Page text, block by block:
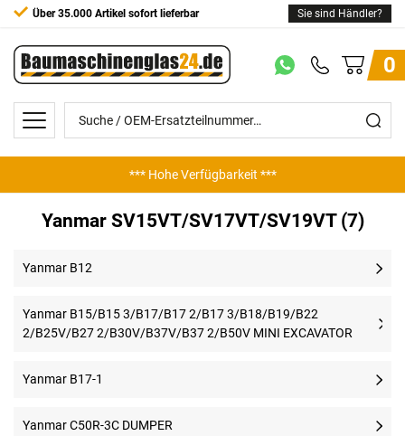
Über 35.000 Artikel sofort lieferbar Sie sind Händler?
0
*** Hohe Verfügbarkeit ***
Yanmar SV15VT/SV17VT/SV19VT (7)
Yanmar B12
Yanmar B15/B15 3/B17/B17 2/B17 3/B18/B19/B22
2/B25V/B27 2/B30V/B37V/B37 2/B50V MINI EXCAVATOR
Yanmar B17-1
Yanmar C50R-3C DUMPER